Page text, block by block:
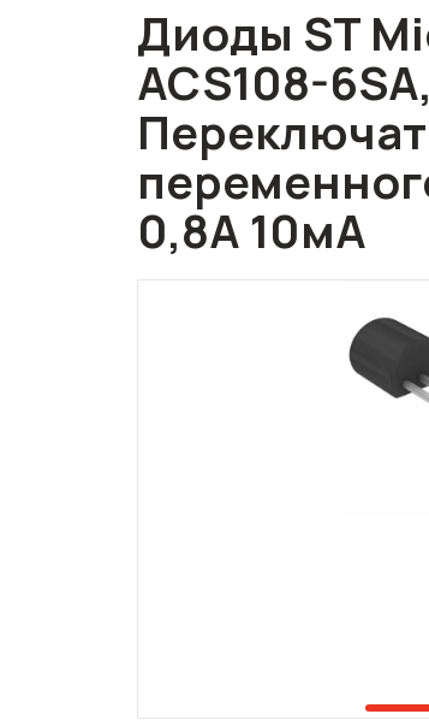
Диоды ST
ACS108-6SA,
0,8А 10мА